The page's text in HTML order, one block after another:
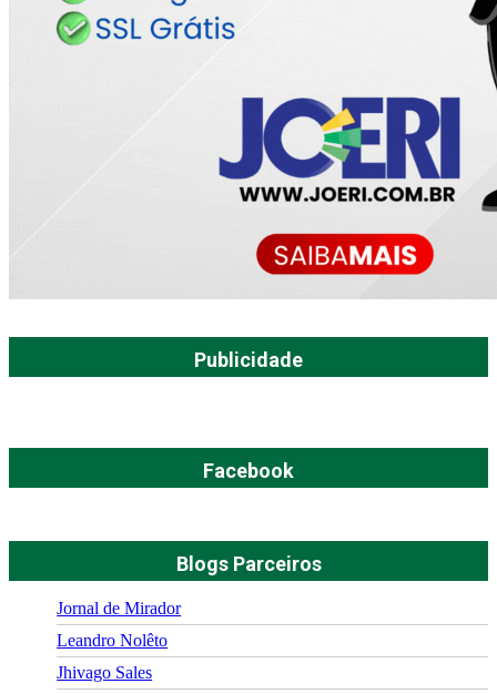
Publicidade
Facebook
Blogs Parceiros
Jornal de Mirador
Leandro Nolêto
Jhivago Sales